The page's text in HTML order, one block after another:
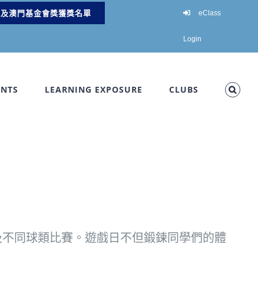
澳門基金會獎獲獎名單 eClass
Login
LEARNING EXPOSURE CLUBS
同球類比賽。遊戲日不但鍛鍊同學們的體